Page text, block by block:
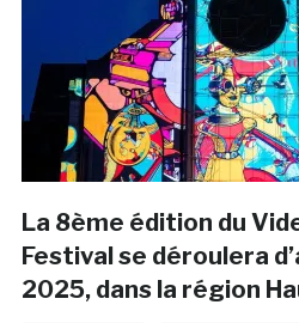
La 8ème édition du
Festival se déroulera
2025, dans la région